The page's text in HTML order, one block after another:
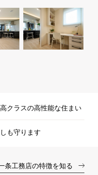
クラスの高性能な住まい
も守ります
条工務店の特徴を知る